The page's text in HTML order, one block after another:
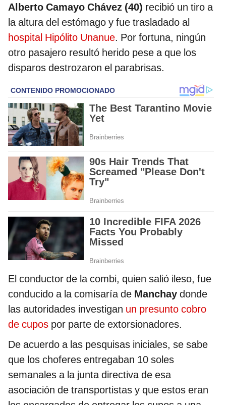
Alberto Camayo Chávez (40) recibió un tiro a
la altura del estómago y fue trasladado al
hospital Hipólito Unanue. Por fortuna, ningún
otro pasajero resultó herido pese a que los
disparos destrozaron el parabrisas.
El conductor de la combi, quien salió ileso, fue
conducido a la comisaría de Manchay donde
las autoridades investigan un presunto cobro
de cupos por parte de extorsionadores.
De acuerdo a las pesquisas iniciales, se sabe
que los choferes entregaban 10 soles
semanales a la junta directiva de esa
asociación de transportistas y que estos eran